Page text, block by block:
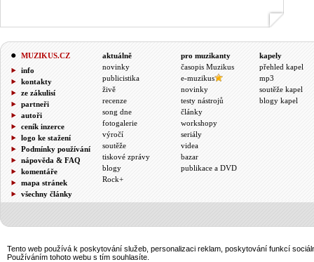
MUZIKUS.CZ
info
kontakty
ze zákulisí
partneři
autoři
ceník inzerce
logo ke stažení
Podmínky používání
nápověda & FAQ
komentáře
mapa stránek
všechny články
aktuálně
novinky
publicistika
živě
recenze
song dne
fotogalerie
výročí
soutěže
tiskové zprávy
blogy
Rock+
pro muzikanty
časopis Muzikus
e-muzikus
novinky
testy nástrojů
články
workshopy
seriály
videa
bazar
publikace a DVD
kapely
přehled kapel
mp3
soutěže kapel
blogy kapel
Tento web používá k poskytování služeb, personalizaci reklam, poskytování funkcí
Používáním tohoto webu s tím souhlasíte.